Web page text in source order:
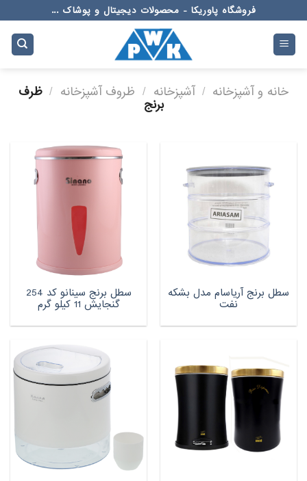
to
content
فروشگاه پاوریکا - محصولات دیجیتال و پوشاک ...
خانه و آشپزخانه / آشپزخانه / ظروف آشپزخانه / ظرف
برنج
سطل برنج آریاسام مدل بشکه
نفت
سطل برنج سینانو کد 254
گنجایش 11 کیلو گرم